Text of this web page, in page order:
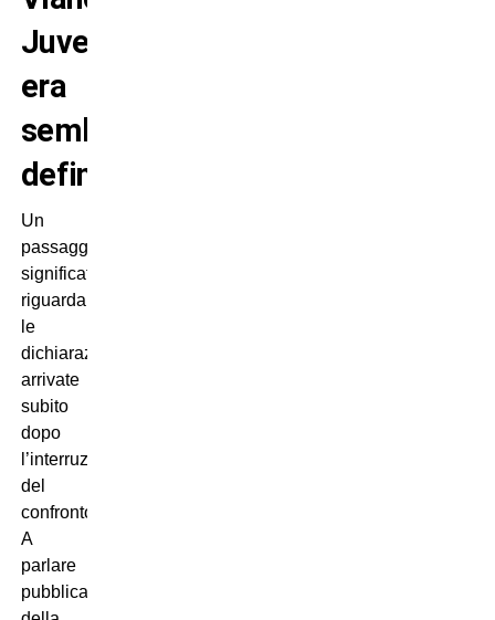
Juve
era
sembrata
definitiva
Un
passaggio
significativo
riguarda
le
dichiarazioni
arrivate
subito
dopo
l’interruzione
del
confronto.
A
parlare
pubblicamente